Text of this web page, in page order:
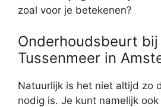
zoal voor je betekenen?
Onderhoudsbeurt bij
Tussenmeer in
Natuurlijk is het niet altijd zo
nodig is. Je kunt namelijk